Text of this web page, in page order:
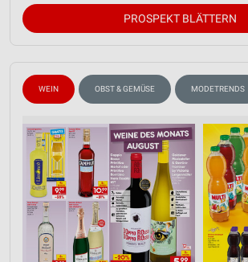
PROSPEKT BLÄTTERN
WEIN OBST & GEMÜSE MODETRENDS